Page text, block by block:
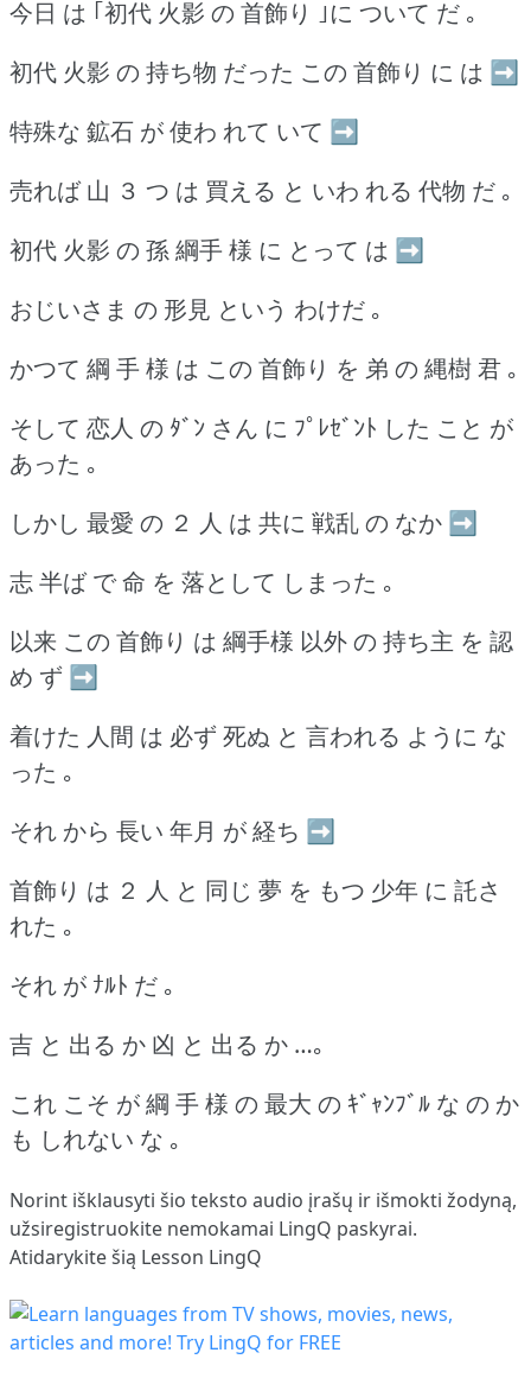
今日 は ｢初代 火影 の 首飾り ｣に ついて だ ｡
初代 火影 の 持ち物 だった この 首飾り に は ➡
特殊な 鉱石 が 使わ れて いて ➡
売れば 山 ３ つ は 買える と いわ れる 代物 だ ｡
初代 火影 の 孫 綱手 様 に とって は ➡
おじいさま の 形見 という わけだ ｡
かつて 綱 手 様 は この 首飾り を 弟 の 縄樹 君 ｡
そして 恋人 の ﾀﾞﾝ さん に ﾌﾟﾚｾﾞﾝﾄ した こと が
あった ｡
しかし 最愛 の ２ 人 は 共に 戦乱 の なか ➡
志 半ば で 命 を 落として しまった ｡
以来 この 首飾り は 綱手様 以外 の 持ち主 を 認
め ず ➡
着けた 人間 は 必ず 死ぬ と 言われる ように な
った ｡
それ から 長い 年月 が 経ち ➡
首飾り は ２ 人 と 同じ 夢 を もつ 少年 に 託さ
れた ｡
それ が ﾅﾙﾄ だ ｡
吉 と 出る か 凶 と 出る か …｡
これ こそ が 綱 手 様 の 最大 の ｷﾞｬﾝﾌﾞﾙ な の か
も しれない な ｡
Norint išklausyti šio teksto audio įrašų ir išmokti žodyną,
užsiregistruokite nemokamai LingQ paskyrai.
Atidarykite šią Lesson LingQ